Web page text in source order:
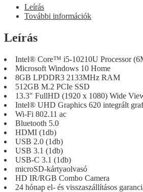
Leírás
További információk
Leírás
Intel® Core™ i5-10210U Processor
Microsoft Windows 10 Home
8GB LPDDR3 2133MHz RAM
512GB M.2 PCIe SSD
13.3″ FullHD (1920 x 1080) Wide
Intel® UHD Graphics 620 integrált
Wi-Fi 802.11 ac
Bluetooth 5.0
HDMI (1db)
USB 2.0 (1db)
USB 3.1 (1db)
USB-C 3.1 (1db)
microSD-kártyaolvasó
HD IR/RGB Combo Camera
24 hónap el- és visszaszállításos